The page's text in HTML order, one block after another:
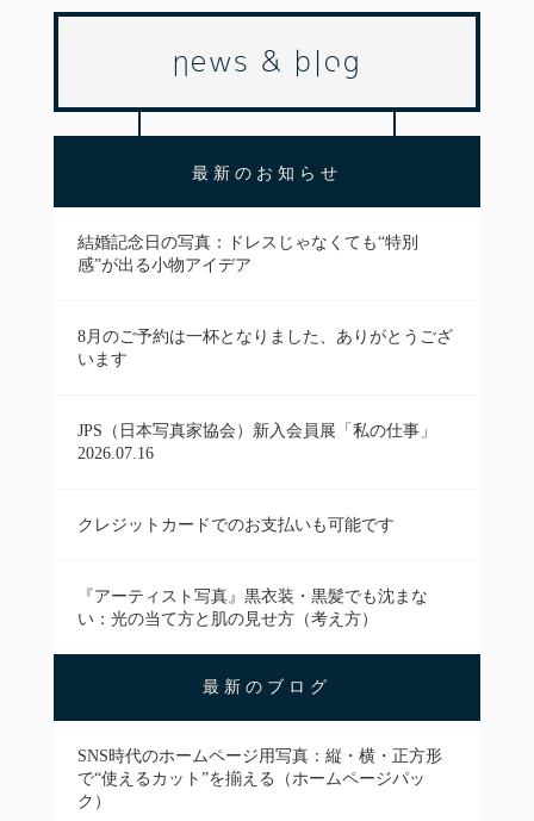
news & blog
最新のお知らせ
結婚記念日の写真：ドレスじゃなくても“特別
感”が出る小物アイデア
8月のご予約は一杯となりました、ありがとうござ
います
JPS（日本写真家協会）新入会員展「私の仕事」
2026.07.16
クレジットカードでのお支払いも可能です
『アーティスト写真』黒衣装・黒髪でも沈まな
い：光の当て方と肌の見せ方（考え方）
最新のブログ
SNS時代のホームページ用写真：縦・横・正方形
で“使えるカット”を揃える（ホームページパッ
ク）